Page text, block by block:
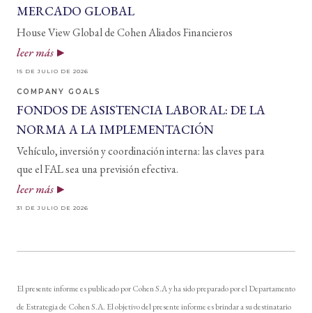
MERCADO GLOBAL
House View Global de Cohen Aliados Financieros
leer más
15 DE JULIO DE 2026
COMPANY GOALS
FONDOS DE ASISTENCIA LABORAL: DE LA
NORMA A LA IMPLEMENTACIÓN
Vehículo, inversión y coordinación interna: las claves para
que el FAL sea una previsión efectiva.
leer más
31 DE JULIO DE 2026
El presente informe es publicado por Cohen S.A y ha sido preparado por el Departamento
de Estrategia de Cohen S.A. El objetivo del presente informe es brindar a su destinatario